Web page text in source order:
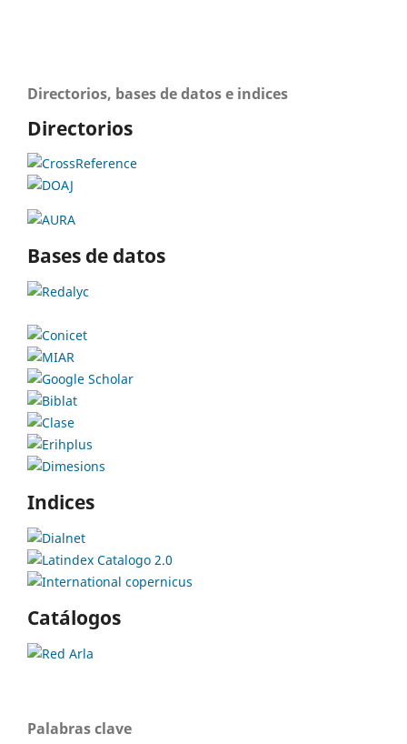
Directorios, bases de datos e indices
Directorios
Bases de datos
Indices
Catálogos
Palabras clave